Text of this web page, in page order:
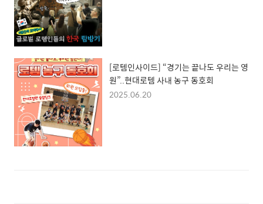
[로템인사이드] “경기는 끝나도 우리는 영
원”..현대로템 사내 농구 동호회
2025.06.20